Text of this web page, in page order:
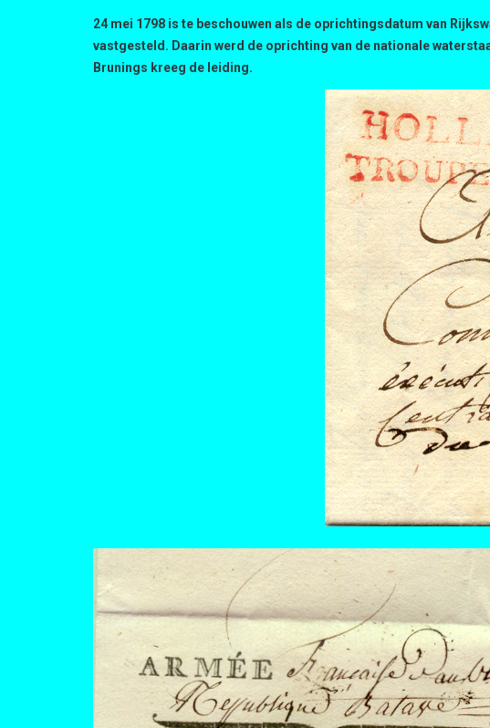
24 mei 1798 is te beschouwen als de oprichtingsdatum van
vastgesteld. Daarin werd de oprichting van de nationale
Brunings kreeg de leiding.